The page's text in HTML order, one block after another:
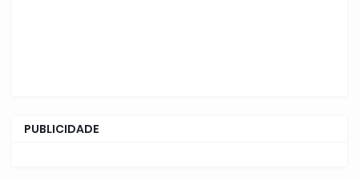
PUBLICIDADE